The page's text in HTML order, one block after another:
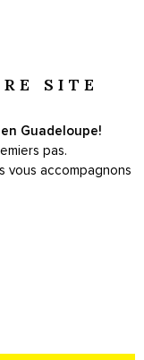
SITE
Guadeloupe!
pas.
vous accompagnons